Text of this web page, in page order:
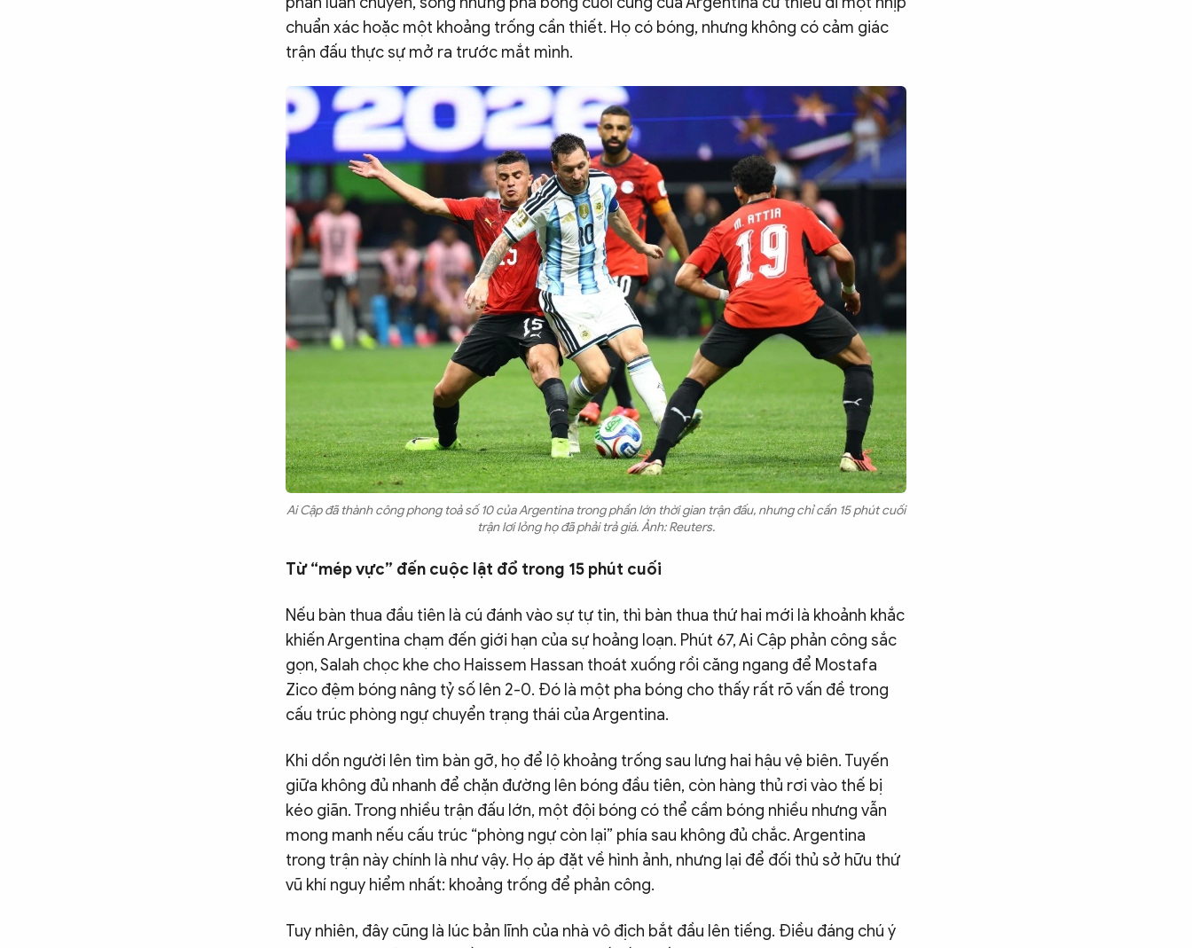
chuẩn xác hoặc một khoảng trống cần thiết. Họ có bóng, nhưng không có cảm giác
trận đấu thực sự mở ra trước mắt mình.
Ai Cập đã thành công phong toả số 10 của Argentina trong phần lớn thời gian trận đấu, nhưng chỉ cần 15 phút cuối
trận lơi lỏng họ đã phải trả giá. Ảnh: Reuters.
Từ “mép vực” đến cuộc lật đổ trong 15 phút cuối
Nếu bàn thua đầu tiên là cú đánh vào sự tự tin, thì bàn thua thứ hai mới là khoảnh khắc
khiến Argentina chạm đến giới hạn của sự hoảng loạn. Phút 67, Ai Cập phản công sắc
gọn, Salah chọc khe cho Haissem Hassan thoát xuống rồi căng ngang để Mostafa
Zico đệm bóng nâng tỷ số lên 2-0. Đó là một pha bóng cho thấy rất rõ vấn đề trong
cấu trúc phòng ngự chuyển trạng thái của Argentina.
Khi dồn người lên tìm bàn gỡ, họ để lộ khoảng trống sau lưng hai hậu vệ biên. Tuyến
giữa không đủ nhanh để chặn đường lên bóng đầu tiên, còn hàng thủ rơi vào thế bị
kéo giãn. Trong nhiều trận đấu lớn, một đội bóng có thể cầm bóng nhiều nhưng vẫn
mong manh nếu cấu trúc “phòng ngự còn lại” phía sau không đủ chắc. Argentina
trong trận này chính là như vậy. Họ áp đặt về hình ảnh, nhưng lại để đối thủ sở hữu thứ
vũ khí nguy hiểm nhất: khoảng trống để phản công.
Tuy nhiên, đây cũng là lúc bản lĩnh của nhà vô địch bắt đầu lên tiếng. Điều đáng chú ý